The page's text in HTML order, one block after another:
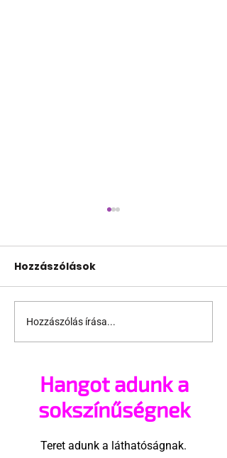
Terrortámadás
árnyékában tartják
Amszterdamban
Hozzászólások
Hozzászólás írása...
Hangot adunk a
sokszínűségnek
Teret adunk a láthatóságnak.